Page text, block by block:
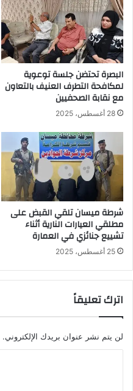
البصرة تحتضن جلسة توعوية
لمكافحة التطرف العنيف بالتعاون
مع نقابة الصحفيين
28 أغسطس، 2025
شرطة ميسان تلقي القبض على
مطلقي العيارات النارية أثناء
تشييع جنائزي في العمارة
25 أغسطس، 2025
اترك تعليقاً
لن يتم نشر عنوان بريدك الإلكتروني.